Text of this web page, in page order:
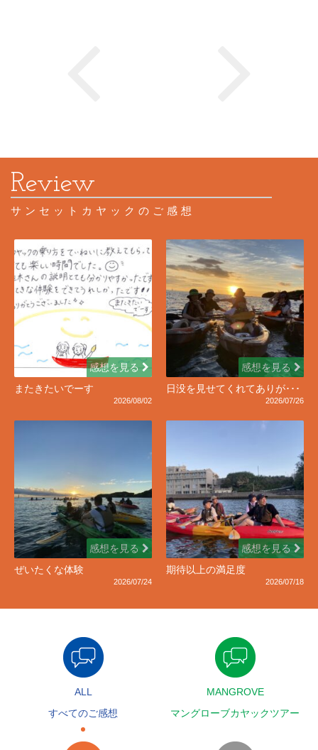
サンセットカヤックのご感想
感想を見る
またきたいでーす
2026/08/02
感想を見る
日没を見せてくれてありが･･･
2026/07/26
感想を見る
ぜいたくな体験
2026/07/24
感想を見る
期待以上の満足度
2026/07/18
ALL
すべてのご感想
MANGROVE
マングローブカヤックツアー